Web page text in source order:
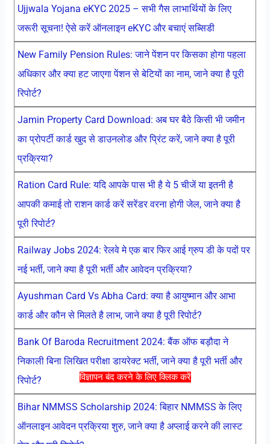
विज्ञापन बंद करने के लिए क्लिक करें
Ujjwala Yojana eKYC 2025 – सभी गैस लाभार्थियों के लिए
जरूरी सूचना! ऐसे करें ऑनलाइन eKYC और बचाएं सब्सिडी
New Family Pension Rules: जाने पेंशन पर किसका होगा पहला
अधिकार और क्या हट जाएगा पेंशन से बेटियों का नाम, जाने क्या है पूरी
रिपोर्ट?
Jamin Property Card Download: अब घर बैठे किसी भी जमीन
का प्रोपर्टी कार्ड खुद से डाउनलोड और प्रिंट करें, जाने क्या है पूरी
प्रक्रिया?
Ration Card Rule: यदि आपके पास भी है ये 5 चीजें या इतनी है
आपकी कमाई तो राशन कार्ड करें सरेंडर वरना होगी जेल, जाने क्या है
पूरी रिपोर्ट?
Railway Jobs 2024: रेलवे मे एक बार फिर आई ग्रुप डी के पदों पर
नई भर्ती, जाने क्या है पूरी भर्ती और आवेदन प्रक्रिया?
Ayushman Card Vs Abha Card: क्या है आयुष्मान और आभा
कार्ड और कौन से मिलते है लाभ, जाने क्या है पूरी रिपोर्ट?
Bank Of Baroda Recruitment 2024: बैंक ऑफ बड़ौदा ने
निकाली बिना लिखित परीक्षा डायरेक्ट भर्ती, जाने क्या है पूरी भर्ती और
रिपोर्ट?
Bihar NMMSS Scholarship 2024: बिहार NMMSS के लिए
ऑनलाइन आवेदन प्रक्रिया शुरु, जाने क्या है अप्लाई करने की लास्ट